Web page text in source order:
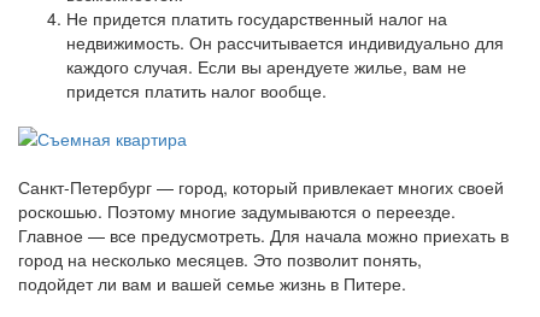
Не придется платить государственный налог на
недвижимость. Он рассчитывается индивидуально для
каждого случая. Если вы арендуете жилье, вам не
придется платить налог вообще.
Санкт-Петербург — город, который привлекает многих своей
роскошью. Поэтому многие задумываются о переезде.
Главное — все предусмотреть. Для начала можно приехать в
город на несколько месяцев. Это позволит понять,
подойдет ли вам и вашей семье жизнь в Питере.